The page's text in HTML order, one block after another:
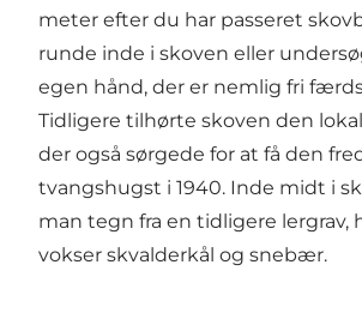
meter efter du har passeret
runde inde i skoven eller
egen hånd, der er nemlig fri
Tidligere tilhørte skoven den
der også sørgede for at få den
tvangshugst i 1940. Inde midt i
man tegn fra en tidligere lergrav,
vokser skvalderkål og snebær.